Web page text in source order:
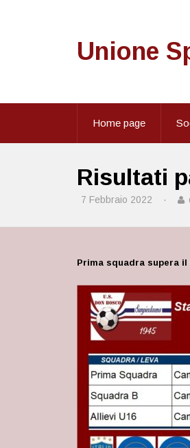
Unione
Home page
Risultati
7 Febbraio 2022 ·
Prima squadra supera